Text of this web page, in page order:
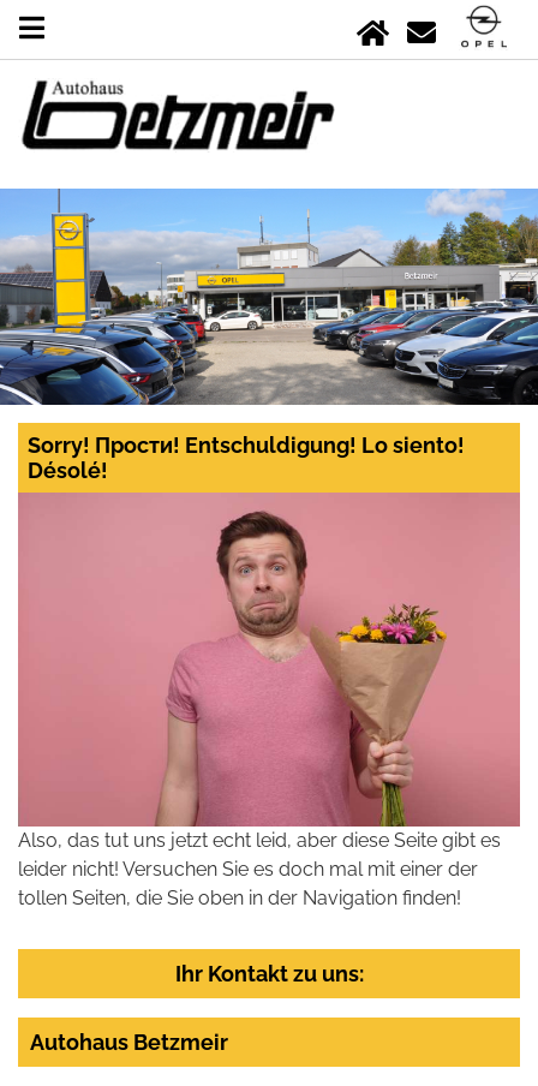
Sorry! Прости! Entschuldigung! Lo siento!
Désolé!
Also, das tut uns jetzt echt leid, aber diese Seite gibt es
leider nicht! Versuchen Sie es doch mal mit einer der
tollen Seiten, die Sie oben in der Navigation finden!
Ihr Kontakt zu uns:
Autohaus Betzmeir